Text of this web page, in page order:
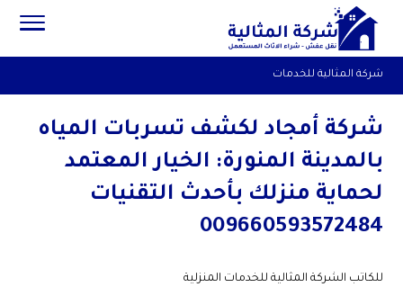
شركة المثالية للخدمات
شركة أمجاد لكشف تسربات المياه
بالمدينة المنورة: الخيار المعتمد
لحماية منزلك بأحدث التقنيات
009660593572484
للكاتب الشركة المثالية للخدمات المنزلية